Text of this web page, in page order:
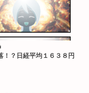
！？日経平均１６３８円